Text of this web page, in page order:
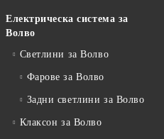
Електрическа система за
Волво
Светлини за Волво
Фарове за Волво
Задни светлини за Волво
Клаксон за Волво